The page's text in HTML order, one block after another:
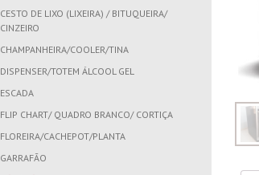
CESTO DE LIXO (LIXEIRA) / BITUQUEIRA/
CINZEIRO
CHAMPANHEIRA/COOLER/TINA
DISPENSER/TOTEM ÁLCOOL GEL
ESCADA
FLIP CHART/ QUADRO BRANCO/ CORTIÇA
FLOREIRA/CACHEPOT/PLANTA
GARRAFÃO